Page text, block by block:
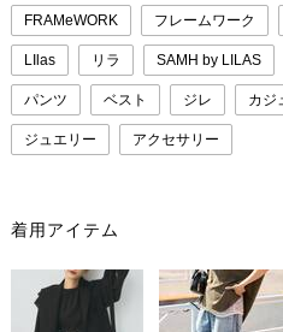
FRAMeWORK フレームワーク
LIlas リラ SAMH by LILAS
パンツ ベスト ジレ カジ
ジュエリー アクセサリー
着用アイテム